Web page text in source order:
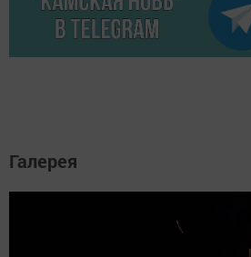
Галерея